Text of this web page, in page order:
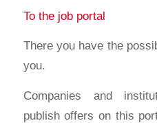
To the job portal
There you have the
you.
Companies and
publish offers on this